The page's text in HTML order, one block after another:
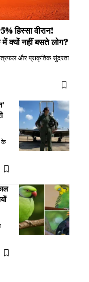
हिस्सा वीरान!
क्यों नहीं बसते लोग?
और प्राकृतिक सुंदरता
के